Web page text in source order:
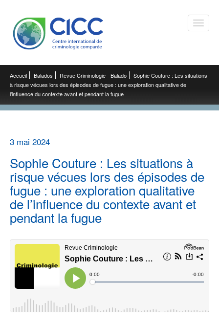
Toggle
Accueil Balados Revue Criminologie - Balado
Sophie Couture : Les situations
à risque vécues lors des épisodes de fugue : une exploration qualitative de
l’influence du contexte avant et pendant la fugue
3 mai 2024
Sophie Couture : Les situations à
risque vécues lors des épisodes de
fugue : une exploration qualitative
de l’influence du contexte avant et
pendant la fugue